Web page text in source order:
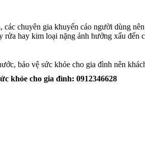
chuyên gia khuyến cáo người dùng
hay kim loại nặng ảnh hưởng xấu đến
bảo vệ sức khỏe cho gia đình nên
khỏe cho gia đình: 0912346628